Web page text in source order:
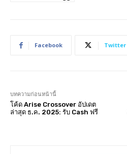
Facebook Twitter
บทความก่อนหน้านี้
โค้ด Arise Crossover อัปเดต
ล่าสุด ธ.ค. 2025: รับ Cash ฟรี